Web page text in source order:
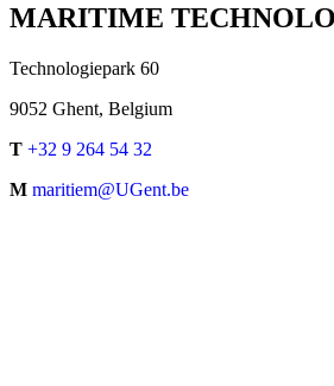
MARITIME
Technologiepark 60
9052 Ghent, Belgium
T +32 9 264 54 32
M maritiem@UGent.be